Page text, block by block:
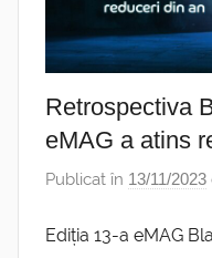
Retrospectiva
eMAG a atins
Publicat în 13/11/2023
Ediția 13-a eMAG